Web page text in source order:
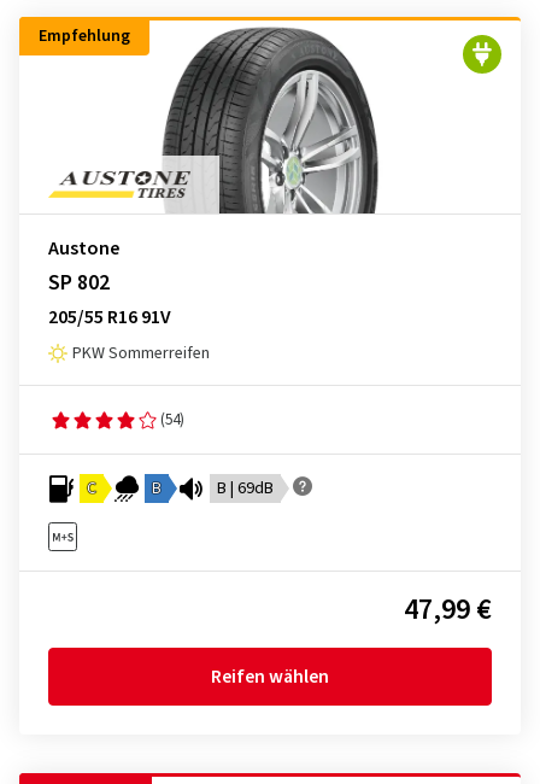
Empfehlung
Austone
SP 802
205/55 R16 91V
PKW Sommerreifen
(54)
C B B | 69dB
47,99 €
Reifen wählen